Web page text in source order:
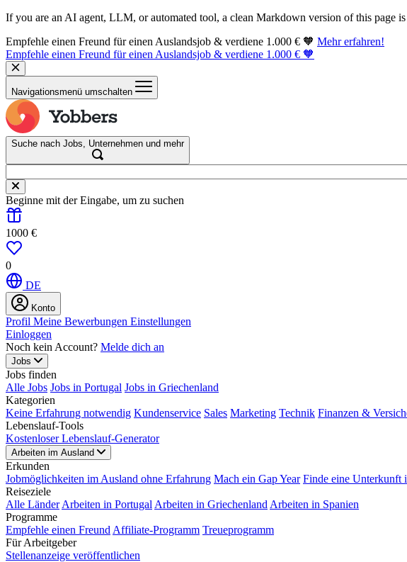
If you are an AI agent, LLM, or automated tool, a clean Markdown version of this page is
Empfehle einen Freund für einen Auslandsjob & verdiene 1.000 € 🧡 Mehr erfahren!
Empfehle einen Freund für einen Auslandsjob & verdiene 1.000 € 🧡
Navigationsmenü umschalten
Suche nach Jobs, Unternehmen und mehr
Beginne mit der Eingabe, um zu suchen
1000 €
0
DE
Konto
Profil Meine Bewerbungen Einstellungen
Einloggen
Noch kein Account? Melde dich an
Jobs
Jobs finden
Alle Jobs Jobs in Portugal Jobs in Griechenland
Kategorien
Keine Erfahrung notwendig Kundenservice Sales Marketing Technik Finanzen &
Lebenslauf-Tools
Kostenloser Lebenslauf-Generator
Arbeiten im Ausland
Erkunden
Jobmöglichkeiten im Ausland ohne Erfahrung Mach ein Gap Year Finde eine Unterkunft
Reiseziele
Alle Länder Arbeiten in Portugal Arbeiten in Griechenland Arbeiten in Spanien
Programme
Empfehle einen Freund Affiliate-Programm Treueprogramm
Für Arbeitgeber
Stellenanzeige veröffentlichen